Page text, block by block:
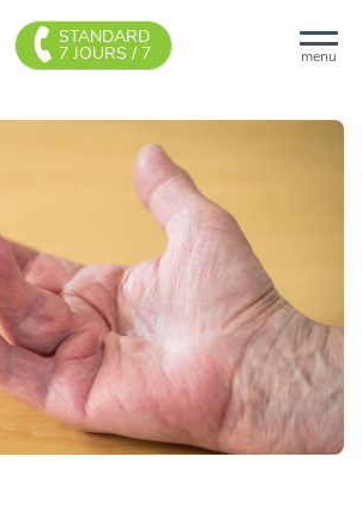
menu
STANDARD
7 JOURS / 7